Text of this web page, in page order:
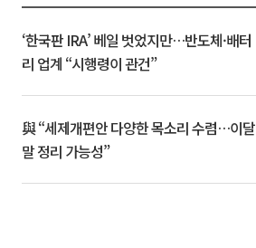
‘한국판 IRA’ 베일 벗었지만…반도체·배터
리 업계 “시행령이 관건”
與 “세제개편안 다양한 목소리 수렴…이달
말 정리 가능성”